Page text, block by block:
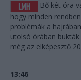
Bő két óra
hogy minden
problémák a
utolsó órában
még az elképesztő
13:46